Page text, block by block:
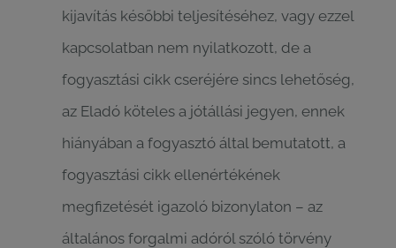
kijavítás későbbi teljesítéséhez, vagy ezzel
kapcsolatban nem nyilatkozott, de a
fogyasztási cikk cseréjére sincs lehetőség,
az Eladó köteles a jótállási jegyen, ennek
hiányában a fogyasztó által bemutatott, a
fogyasztási cikk ellenértékének
megfizetését igazoló bizonylaton – az
általános forgalmi adóról szóló törvény